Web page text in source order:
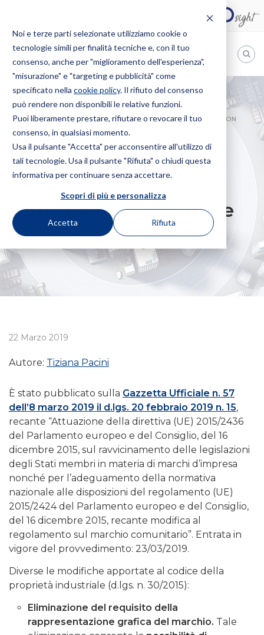
Noi e terze parti selezionate utilizziamo cookie o
tecnologie simili per finalità tecniche e, con il tuo
consenso, anche per "miglioramento dell'esperienza",
"misurazione" e "targeting e pubblicità" come
specificato nella cookie policy. Il rifiuto del consenso
può rendere non disponibili le relative funzioni.
Puoi liberamente prestare, rifiutare o revocare il tuo
consenso, in qualsiasi momento.
Usa il pulsante "Accetta" per acconsentire all'utilizzo di
tali tecnologie. Usa il pulsante "Rifiuta" o chiudi questa
informativa per continuare senza accettare.
Scopri di più e personalizza
Accetta Rifiuta
Bugnion
The
way
HOME NEWS
ITALIA – LE NOVITÀ IN MATERIA DI MARCHI CON
L’ENTRATA IN VIGORE DELLE NUOVE NORME
Italia – Le novità in
materia di marchi con
l’entrata in vigore delle
nuove norme
22 Marzo 2019
Autore: Tiziana Pacini
È stato pubblicato sulla Gazzetta Ufficiale n. 57
dell’8 marzo 2019 il d.lgs. 20 febbraio 2019 n. 15,
recante “Attuazione della direttiva (UE) 2015/2436
del Parlamento europeo e del Consiglio, del 16
dicembre 2015, sul ravvicinamento delle legislazioni
degli Stati membri in materia di marchi d’impresa
nonché per l’adeguamento della normativa
nazionale alle disposizioni del regolamento (UE)
2015/2424 del Parlamento europeo e del Consiglio,
del 16 dicembre 2015, recante modifica al
regolamento sul marchio comunitario”. Entrata in
vigore del provvedimento: 23/03/2019.
Diverse le modifiche apportate al codice della
proprietà industriale (d.lgs. n. 30/2015):
Eliminazione del requisito della
rappresentazione grafica del marchio. Tale